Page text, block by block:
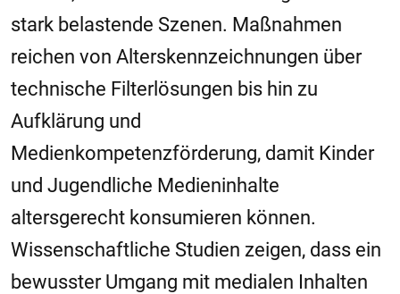
stark belastende Szenen. Maßnahmen
reichen von Alterskennzeichnungen über
technische Filterlösungen bis hin zu
Aufklärung und
Medienkompetenzförderung, damit Kinder
und Jugendliche Medieninhalte
altersgerecht konsumieren können.
Wissenschaftliche Studien zeigen, dass ein
bewusster Umgang mit medialen Inhalten